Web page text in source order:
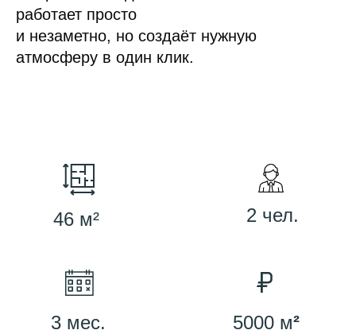
работает просто
и незаметно, но создаёт нужную
атмосферу в один клик.
2 чел.
5000 м²
3 мес.
46 м²